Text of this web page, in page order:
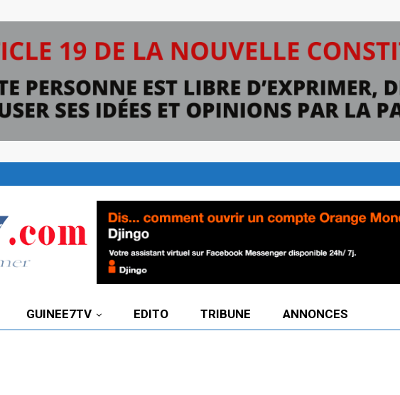
GUINEE7TV EDITO TRIBUNE ANNONCES